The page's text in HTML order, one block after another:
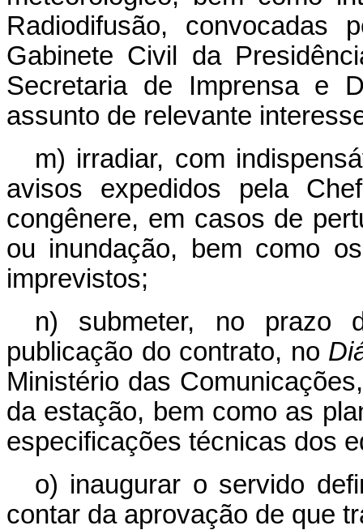
Radiodifusão, convocadas
Gabinete Civil da
Secretaria de Imprensa e
assunto de relevante
m) irradiar, com
avisos expedidos pela
congênere, em casos de
ou inundação, bem como
imprevistos;
n) submeter, no prazo
publicação do contrato, no
Ministério das
da estação, bem como as
especificações técnicas dos
o) inaugurar o servido
contar da aprovação de que